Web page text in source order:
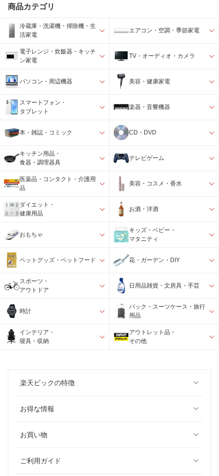
商品カテゴリ
冷蔵庫・洗濯機・掃除機・生
活家電
エアコン・空調・季節家電
電子レンジ・炊飯器・キッチ
ン家電
TV・オーディオ・カメラ
パソコン・周辺機器 美容・健康家電
スマートフォン・
タブレット
楽器・音響機器
本・雑誌・コミック CD・DVD
キッチン用品・
食器・調理器具
テレビゲーム
医薬品・コンタクト・介護用
品
美容・コスメ・香水
ダイエット・
健康用品
お酒・洋酒
おもちゃ
キッズ・ベビー・
マタニティ
ペットグッズ・ペットフード 花・ガーデン・DIY
スポーツ・
アウトドア
日用品雑貨・文房具・手芸
時計
バック・スーツケース・旅行
用品
インテリア・
寝具・収納
アウトレット品・
その他
楽天ビックの特徴
お得な情報
お買い物
ご利用ガイド